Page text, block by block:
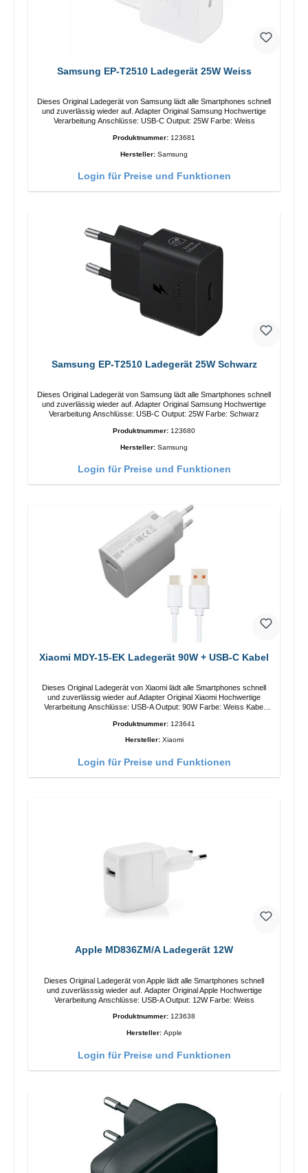
Samsung EP-T2510 Ladegerät 25W Weiss
Dieses Original Ladegerät von Samsung lädt alle Smartphones schnell
und zuverlässig wieder auf. Adapter Original Samsung Hochwertige
Verarbeitung Anschlüsse: USB-C Output: 25W Farbe: Weiss
Produktnummer: 123681
Hersteller: Samsung
Login für Preise und Funktionen
Samsung EP-T2510 Ladegerät 25W Schwarz
Dieses Original Ladegerät von Samsung lädt alle Smartphones schnell
und zuverlässig wieder auf. Adapter Original Samsung Hochwertige
Verarbeitung Anschlüsse: USB-C Output: 25W Farbe: Schwarz
Produktnummer: 123680
Hersteller: Samsung
Login für Preise und Funktionen
Xiaomi MDY-15-EK Ladegerät 90W + USB-C Kabel
Dieses Original Ladegerät von Xiaomi lädt alle Smartphones schnell
und zuverlässig wieder auf.Adapter Original Xiaomi Hochwertige
Verarbeitung Anschlüsse: USB-A Output: 90W Farbe: Weiss Kabel
Produktnummer: 123641
Hersteller: Xiaomi
Login für Preise und Funktionen
Apple MD836ZM/A Ladegerät 12W
Dieses Original Ladegerät von Apple lädt alle Smartphones schnell
und zuverlässsig wieder auf. Adapter Original Apple Hochwertige
Verarbeitung Anschlüsse: USB-A Output: 12W Farbe: Weiss
Produktnummer: 123638
Hersteller: Apple
Login für Preise und Funktionen